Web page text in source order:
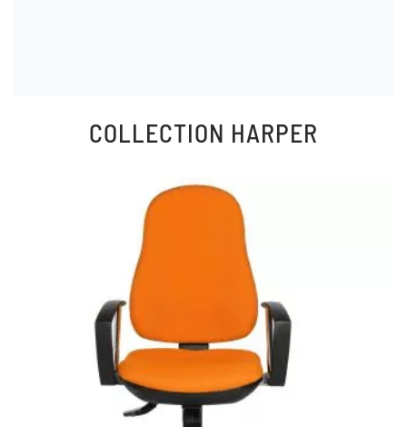
COLLECTION HARPER